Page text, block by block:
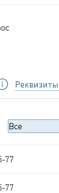
77
77